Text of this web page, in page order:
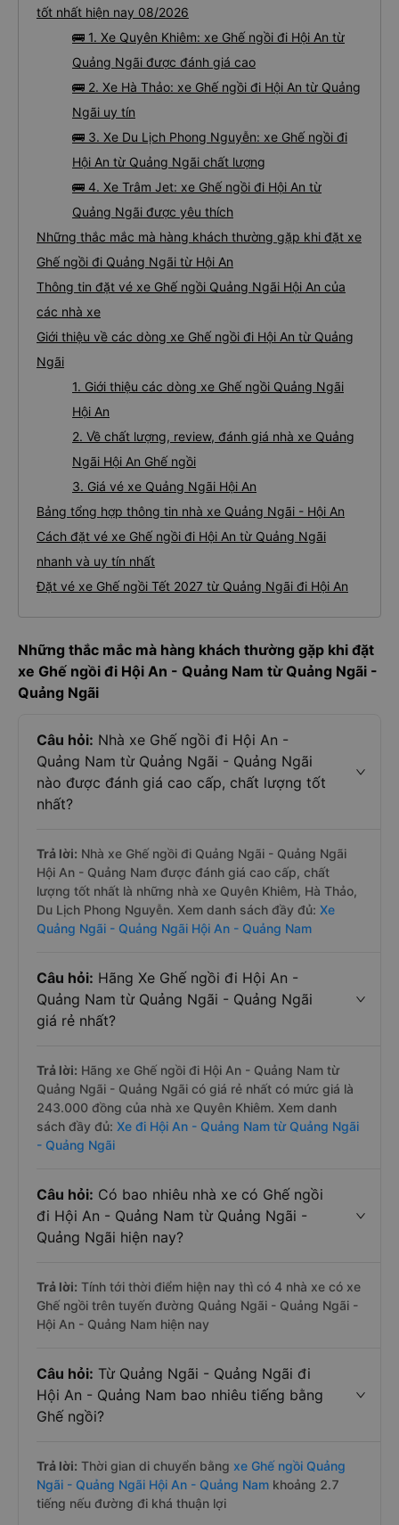
tốt nhất hiện nay 08/2026
🚌 1. Xe Quyên Khiêm: xe Ghế ngồi đi Hội An từ
Quảng Ngãi được đánh giá cao
🚌 2. Xe Hà Thảo: xe Ghế ngồi đi Hội An từ Quảng
Ngãi uy tín
🚌 3. Xe Du Lịch Phong Nguyễn: xe Ghế ngồi đi
Hội An từ Quảng Ngãi chất lượng
🚌 4. Xe Trâm Jet: xe Ghế ngồi đi Hội An từ
Quảng Ngãi được yêu thích
Những thắc mắc mà hàng khách thường gặp khi đặt xe
Ghế ngồi đi Quảng Ngãi từ Hội An
Thông tin đặt vé xe Ghế ngồi Quảng Ngãi Hội An của
các nhà xe
Giới thiệu về các dòng xe Ghế ngồi đi Hội An từ Quảng
Ngãi
1. Giới thiệu các dòng xe Ghế ngồi Quảng Ngãi
Hội An
2. Về chất lượng, review, đánh giá nhà xe Quảng
Ngãi Hội An Ghế ngồi
3. Giá vé xe Quảng Ngãi Hội An
Bảng tổng hợp thông tin nhà xe Quảng Ngãi - Hội An
Cách đặt vé xe Ghế ngồi đi Hội An từ Quảng Ngãi
nhanh và uy tín nhất
Đặt vé xe Ghế ngồi Tết 2027 từ Quảng Ngãi đi Hội An
Những thắc mắc mà hàng khách thường gặp khi đặt
xe Ghế ngồi đi Hội An - Quảng Nam từ Quảng Ngãi -
Quảng Ngãi
Câu hỏi: Nhà xe Ghế ngồi đi Hội An -
Quảng Nam từ Quảng Ngãi - Quảng Ngãi
nào được đánh giá cao cấp, chất lượng tốt
nhất?
Trả lời: Nhà xe Ghế ngồi đi Quảng Ngãi - Quảng Ngãi
Hội An - Quảng Nam được đánh giá cao cấp, chất
lượng tốt nhất là những nhà xe Quyên Khiêm, Hà Thảo,
Du Lịch Phong Nguyễn. Xem danh sách đầy đủ: Xe
Quảng Ngãi - Quảng Ngãi Hội An - Quảng Nam
Câu hỏi: Hãng Xe Ghế ngồi đi Hội An -
Quảng Nam từ Quảng Ngãi - Quảng Ngãi
giá rẻ nhất?
Trả lời: Hãng xe Ghế ngồi đi Hội An - Quảng Nam từ
Quảng Ngãi - Quảng Ngãi có giá rẻ nhất có mức giá là
243.000 đồng của nhà xe Quyên Khiêm. Xem danh
sách đầy đủ: Xe đi Hội An - Quảng Nam từ Quảng Ngãi
- Quảng Ngãi
Câu hỏi: Có bao nhiêu nhà xe có Ghế ngồi
đi Hội An - Quảng Nam từ Quảng Ngãi -
Quảng Ngãi hiện nay?
Trả lời: Tính tới thời điểm hiện nay thì có 4 nhà xe có xe
Ghế ngồi trên tuyến đường Quảng Ngãi - Quảng Ngãi -
Hội An - Quảng Nam hiện nay
Câu hỏi: Từ Quảng Ngãi - Quảng Ngãi đi
Hội An - Quảng Nam bao nhiêu tiếng bằng
Ghế ngồi?
Trả lời: Thời gian di chuyển bằng xe Ghế ngồi Quảng
Ngãi - Quảng Ngãi Hội An - Quảng Nam khoảng 2.7
tiếng nếu đường đi khá thuận lợi